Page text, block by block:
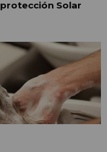
protección Solar